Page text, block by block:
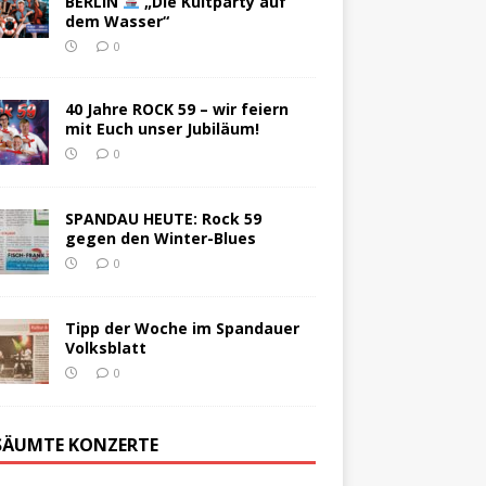
dem Wasser“
0
40 Jahre ROCK 59 – wir feiern
mit Euch unser Jubiläum!
0
SPANDAU HEUTE: Rock 59
gegen den Winter-Blues
0
Tipp der Woche im Spandauer
Volksblatt
0
KONZERTE